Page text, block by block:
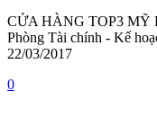
CỬA HÀNG TOP3 MỸ
Phòng Tài chính - Kế
22/03/2017
0